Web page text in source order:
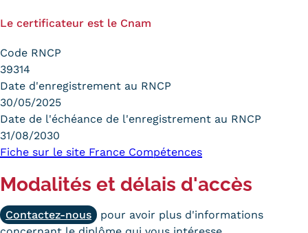
supérieures (VES)
professionnels et personnels
(VAPP)
Infos pratiques
Le certificateur est le Cnam
Code RNCP
39314
Date d'enregistrement au RNCP
30/05/2025
Date de l'échéance de l'enregistrement au RNCP
31/08/2030
Fiche sur le site France Compétences
Modalités et délais d'accès
Contactez-nous
pour avoir plus d'informations